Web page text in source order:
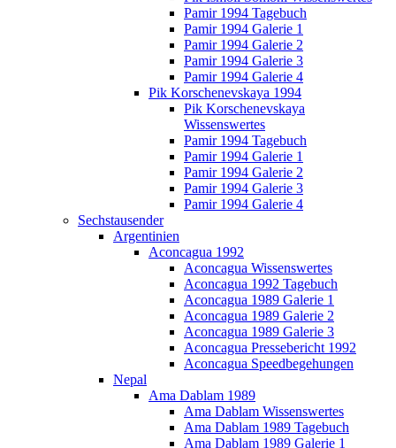
Pamir 1994 Tagebuch
Pamir 1994 Galerie 1
Pamir 1994 Galerie 2
Pamir 1994 Galerie 3
Pamir 1994 Galerie 4
Pik Korschenevskaya 1994
Pik Korschenevskaya
Wissenswertes
Pamir 1994 Tagebuch
Pamir 1994 Galerie 1
Pamir 1994 Galerie 2
Pamir 1994 Galerie 3
Pamir 1994 Galerie 4
Sechstausender
Argentinien
Aconcagua 1992
Aconcagua Wissenswertes
Aconcagua 1992 Tagebuch
Aconcagua 1989 Galerie 1
Aconcagua 1989 Galerie 2
Aconcagua 1989 Galerie 3
Aconcagua Pressebericht 1992
Aconcagua Speedbegehungen
Nepal
Ama Dablam 1989
Ama Dablam Wissenswertes
Ama Dablam 1989 Tagebuch
Ama Dablam 1989 Galerie 1